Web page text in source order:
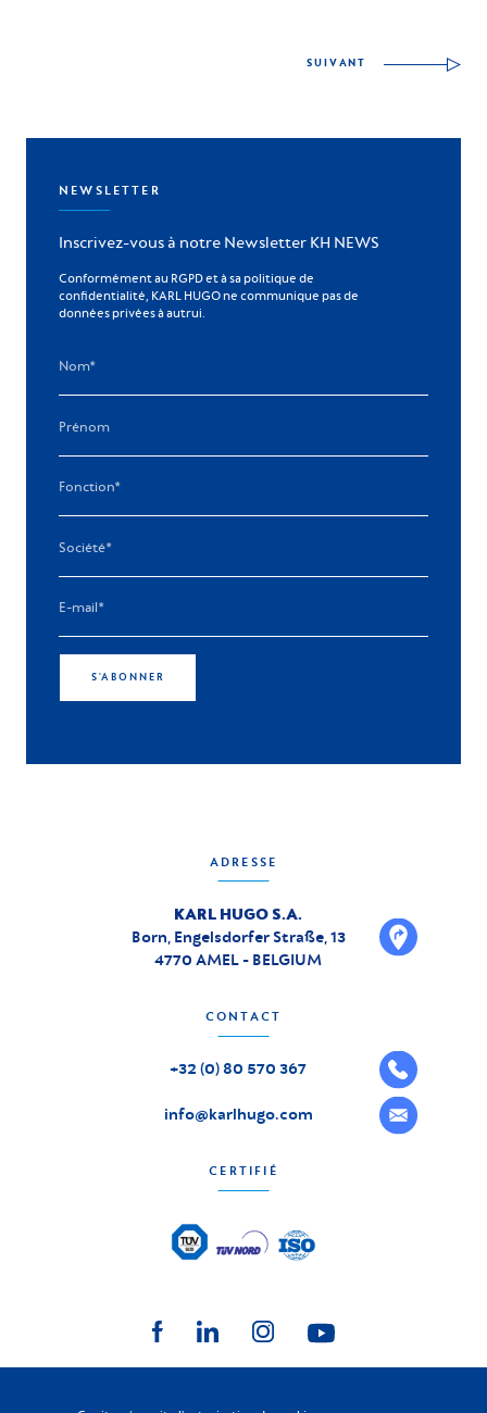
SUIVANT
NEWSLETTER
Inscrivez-vous à notre Newsletter KH NEWS
Conformément au RGPD et à sa politique de
confidentialité, KARL HUGO ne communique pas de
données privées à autrui.
S'ABONNER
ADRESSE
KARL HUGO S.A.
Born, Engelsdorfer Straße, 13
4770 AMEL - BELGIUM
CONTACT
+32 (0) 80 570 367
info@karlhugo.com
CERTIFIÉ